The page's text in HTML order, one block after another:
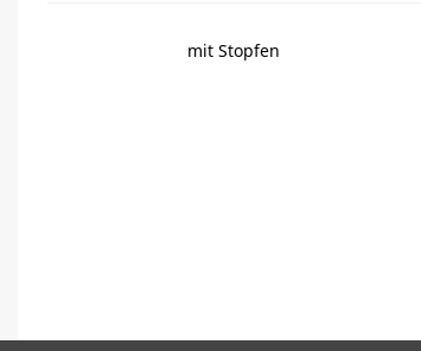
mit Stopfen